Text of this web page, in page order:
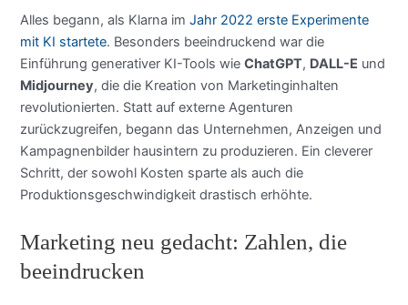
Alles begann, als Klarna imJahr 2022 erste Experimente
mit KI startete. Besonders beeindruckend war die
Einführung generativer KI-Tools wieChatGPT, DALL-E und
Midjourney, die die Kreation von Marketinginhalten
revolutionierten. Statt auf externe Agenturen
zurückzugreifen, begann das Unternehmen, Anzeigen und
Kampagnenbilder hausintern zu produzieren. Ein cleverer
Schritt, der sowohl Kosten sparte als auch die
Produktionsgeschwindigkeit drastisch erhöhte.
Marketing neu gedacht: Zahlen, die
beeindrucken